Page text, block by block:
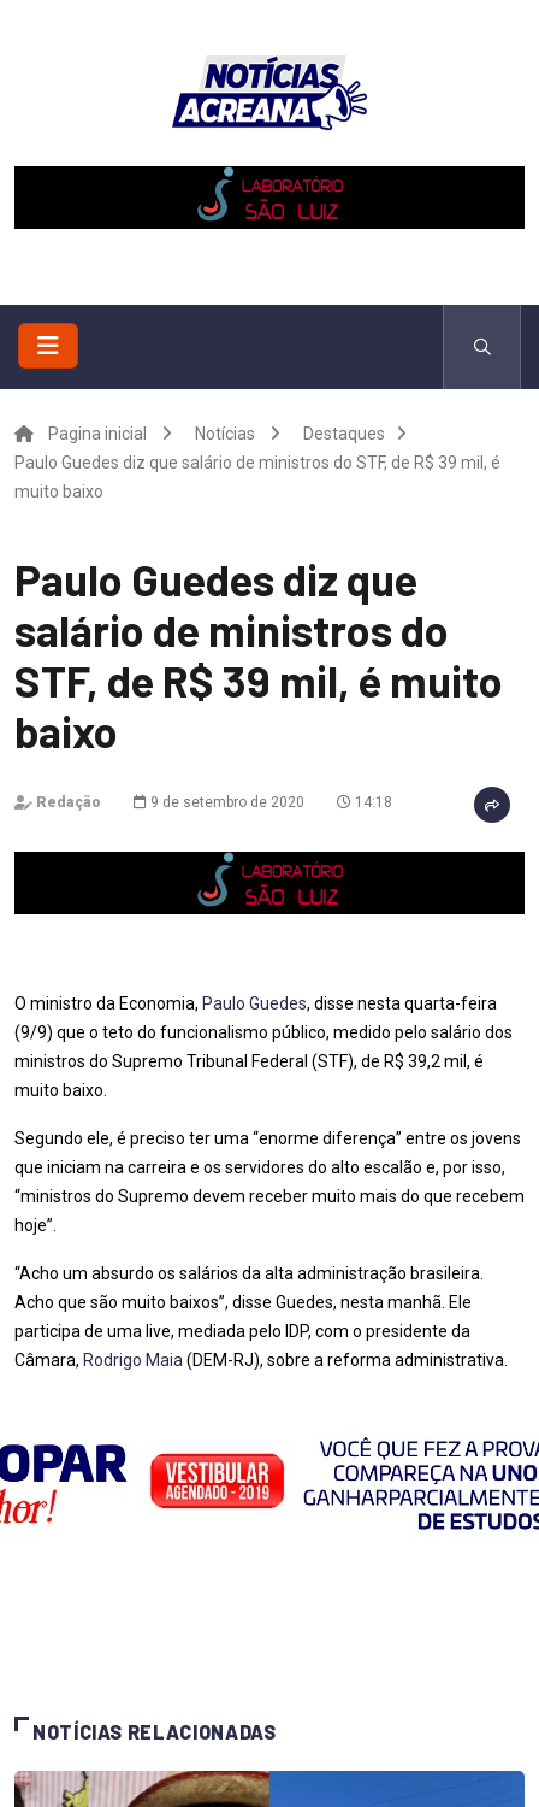
Pagina inicial Notícias
Destaques
Paulo Guedes diz que salário de ministros do STF, de R$ 39 mil, é
muito baixo
Paulo Guedes diz que
salário de ministros do
STF, de R$ 39 mil, é muito
baixo
Redação 9 de setembro de 2020 14:18
O ministro da Economia, Paulo Guedes, disse nesta quarta-feira
(9/9) que o teto do funcionalismo público, medido pelo salário dos
ministros do Supremo Tribunal Federal (STF), de R$ 39,2 mil, é
muito baixo.
Segundo ele, é preciso ter uma “enorme diferença” entre os jovens
que iniciam na carreira e os servidores do alto escalão e, por isso,
“ministros do Supremo devem receber muito mais do que recebem
hoje”.
“Acho um absurdo os salários da alta administração brasileira.
Acho que são muito baixos”, disse Guedes, nesta manhã. Ele
participa de uma live, mediada pelo IDP, com o presidente da
Câmara, Rodrigo Maia (DEM-RJ), sobre a reforma administrativa.
NOTÍCIAS RELACIONADAS